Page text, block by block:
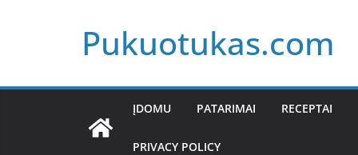
Pukuotukas.com
ĮDOMU PATARIMAI RECEPTAI
PRIVACY POLICY